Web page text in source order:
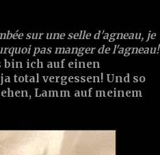
sur une selle d'agneau, je
pas manger de l'agneau!
bin ich auf einen
total vergessen! Und so
Lamm auf meinem